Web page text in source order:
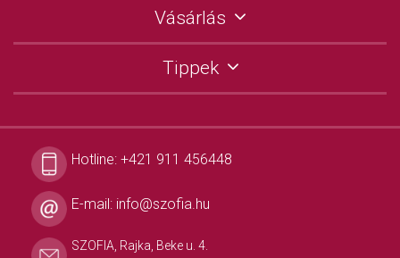
Vásárlás
Tippek
Hotline: +421 911 456448
E-mail: info@szofia.hu
SZOFIA, Rajka, Beke u. 4.